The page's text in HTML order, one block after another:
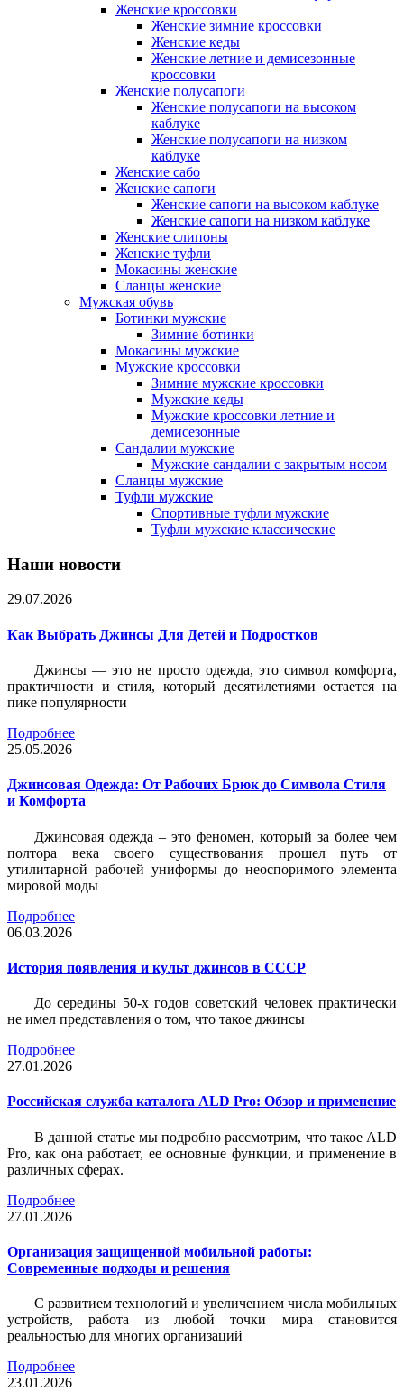
Женские кроссовки
Женские зимние кроссовки
Женские кеды
Женские летние и демисезонные
кроссовки
Женские полусапоги
Женские полусапоги на высоком
каблуке
Женские полусапоги на низком
каблуке
Женские сабо
Женские сапоги
Женские сапоги на высоком каблуке
Женские сапоги на низком каблуке
Женские слипоны
Женские туфли
Мокасины женские
Сланцы женские
Мужская обувь
Ботинки мужские
Зимние ботинки
Мокасины мужские
Мужские кроссовки
Зимние мужские кроссовки
Мужские кеды
Мужские кроссовки летние и
демисезонные
Сандалии мужские
Мужские сандалии с закрытым носом
Сланцы мужские
Туфли мужские
Спортивные туфли мужские
Туфли мужские классические
Наши новости
29.07.2026
Как Выбрать Джинсы Для Детей и Подростков
Джинсы — это не просто одежда, это символ комфорта,
практичности и стиля, который десятилетиями остается на
пике популярности
Подробнее
25.05.2026
Джинсовая Одежда: От Рабочих Брюк до Символа Стиля
и Комфорта
Джинсовая одежда – это феномен, который за более чем
полтора века своего существования прошел путь от
утилитарной рабочей униформы до неоспоримого элемента
мировой моды
Подробнее
06.03.2026
История появления и культ джинсов в СССР
До середины 50-х годов советский человек практически
не имел представления о том, что такое джинсы
Подробнее
27.01.2026
Российская служба каталога ALD Pro: Обзор и применение
В данной статье мы подробно рассмотрим, что такое ALD
Pro, как она работает, ее основные функции, и применение в
различных сферах.
Подробнее
27.01.2026
Организация защищенной мобильной работы:
Современные подходы и решения
С развитием технологий и увеличением числа мобильных
устройств, работа из любой точки мира становится
реальностью для многих организаций
Подробнее
23.01.2026